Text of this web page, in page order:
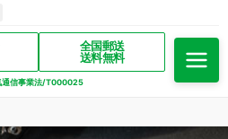
全国郵送
送料無料
信事業法/T000025